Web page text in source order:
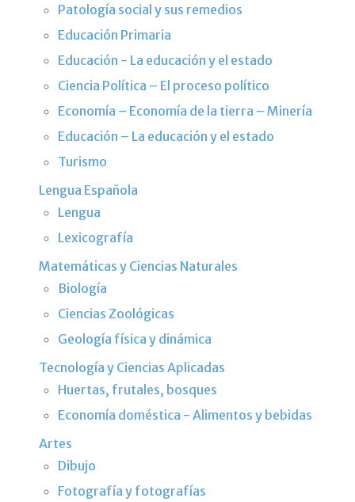
Patología social y sus remedios
Educación Primaria
Educación - La educación y el estado
Ciencia Política – El proceso político
Economía – Economía de la tierra – Minería
Educación – La educación y el estado
Turismo
Lengua Española
Lengua
Lexicografía
Matemáticas y Ciencias Naturales
Biología
Ciencias Zoológicas
Geología física y dinámica
Tecnología y Ciencias Aplicadas
Huertas, frutales, bosques
Economía doméstica - Alimentos y bebidas
Artes
Dibujo
Fotografía y fotografías